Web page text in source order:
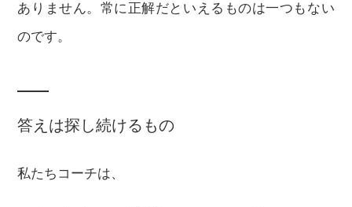
ありません。常に正解だといえるものは一つもない
のです。
答えは探し続けるもの
私たちコーチは、